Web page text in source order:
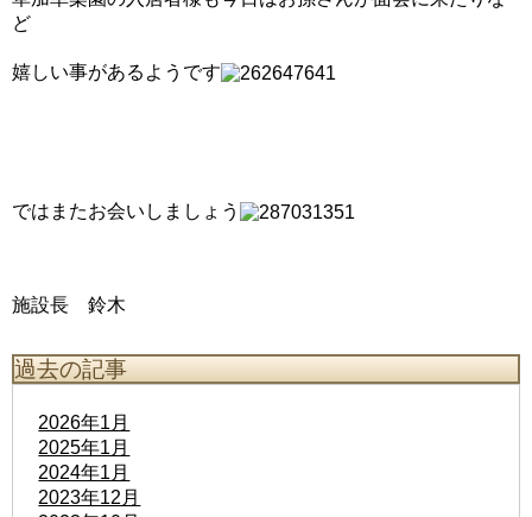
ど
嬉しい事があるようです
ではまたお会いしましょう
施設長 鈴木
過去の記事
2026年1月
2025年1月
2024年1月
2023年12月